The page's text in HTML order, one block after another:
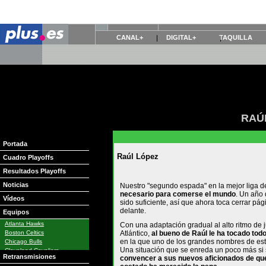
CANAL+ DIGITAL+ TAQUILLA
Portada
Cuadro Playoffs
Resultados Playoffs
Noticias
Vídeos
Equipos
Atlanta Hawks
Boston Celtics
Chicago Bulls
Cleveland Cavaliers
Dallas Mavericks
Retransmisiones
Raúl López
Nuestro "segundo espada" en la mejor liga
necesario para comerse el mundo. Un año
sido suficiente, así que ahora toca cerrar
delante.
Con una adaptación gradual al alto ritmo de
Atlántico, al bueno de Raúl le ha tocado
en la que uno de los grandes nombres de
Una situación que se enreda un poco más
convencer a sus nuevos aficionados de